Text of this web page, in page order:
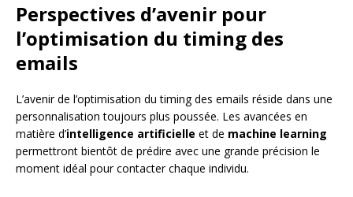
Perspectives d’avenir pour
l’optimisation du timing des
emails
L’avenir de l’optimisation du timing des emails réside dans une
personnalisation toujours plus poussée. Les avancées en
matière d’intelligence artificielle et de machine learning
permettront bientôt de prédire avec une grande précision le
moment idéal pour contacter chaque individu.